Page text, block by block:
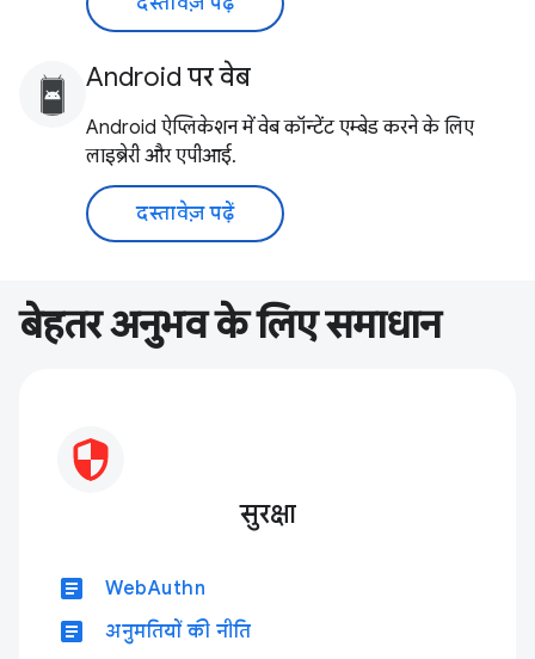
Android पर वेब
Android ऐप्लिकेशन में वेब कॉन्टेंट एम्बेड करने के लिए
लाइब्रेरी और एपीआई.
दस्तावेज़ पढ़ें
बेहतर अनुभव के लिए समाधान
सुरक्षा
article WebAuthn
article अनुमतियों की नीति